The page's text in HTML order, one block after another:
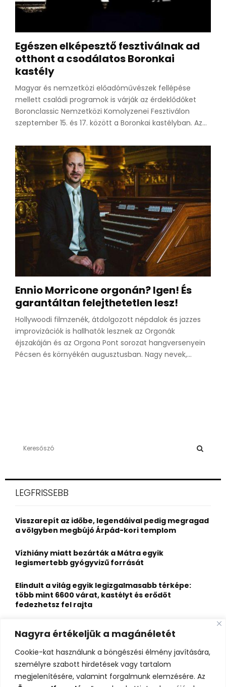
Nagyra értékeljük a magánéletét
Cookie-kat használunk a böngészési élmény javítására,
személyre szabott hirdetések vagy tartalom
megjelenítésére, valamint forgalmunk elemzésére. Az
Egészen elképesztő fesztiválnak ad
otthont a csodálatos Boronkai
kastély
Magyar és nemzetközi előadóművészek fellépése
mellett családi programok is várják az érdeklődőket
Boronclassic Nemzetközi Komolyzenei Fesztiválon
szeptember 15. és 17. között a Boronkai kastélyban. Az...
Ennio Morricone orgonán? Igen! És
garantáltan felejthetetlen lesz!
Hollywoodi filmzenék, átdolgozott népdalok és jazzes
improvizációk is hallhatók lesznek az Orgonák
éjszakáján és az Orgona Pont sorozat hangversenyein
Pécsen és környékén augusztusban. Nagy nevek,...
h
o
r
LEGFRISSEBB
Visszarepít az időbe, legendáival pedig megragad
a völgyben megbújó Árpád-kori templom
Vízhiány miatt bezárták a Mátra egyik
legismertebb gyógyvizű forrását
Elindult a világ egyik legizgalmasabb térképe:
több mint 6600 várat, kastélyt és erődöt
fedezhetsz fel rajta
Kigyulladt a Szőke Tisza legendás hajóroncsa,
nagy erőkkel vonultak a tűzoltók
Életveszélyes fenyegetést kapott, elmarad Majka
erdélyi koncertje